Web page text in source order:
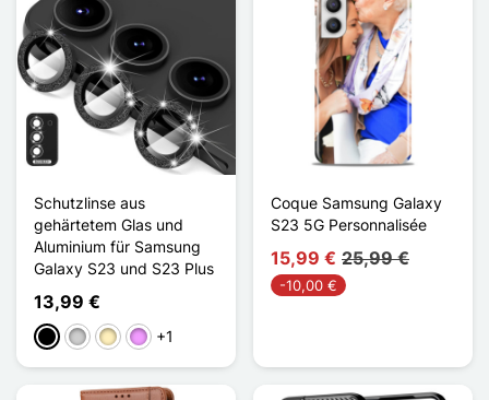
Schutzlinse aus
gehärtetem Glas und
Aluminium für Samsung
Galaxy S23 und S23 Plus
13,99 €
Schwarz
SilberGoldenHellviolett
+1
Coque Samsung Galaxy
S23 5G Personnalisée
15,99 € 25,99 €
-10,00 €